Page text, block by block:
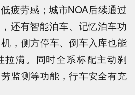
疲劳感；城市NOA后续通过
还有智能泊车、记忆泊车功
，侧方停车、倒车入库也能
拉满。同时全系标配主动刹
监测等功能，行车安全有充